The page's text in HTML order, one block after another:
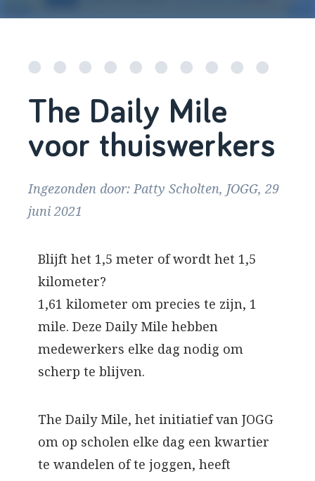
The Daily Mile
voor thuiswerkers
Ingezonden door: Patty Scholten, JOGG, 29
juni 2021
Blijft het 1,5 meter of wordt het 1,5
kilometer?
1,61 kilometer om precies te zijn, 1
mile. Deze Daily Mile hebben
medewerkers elke dag nodig om
scherp te blijven.
The Daily Mile, het initiatief van JOGG
om op scholen elke dag een kwartier
te wandelen of te joggen, heeft